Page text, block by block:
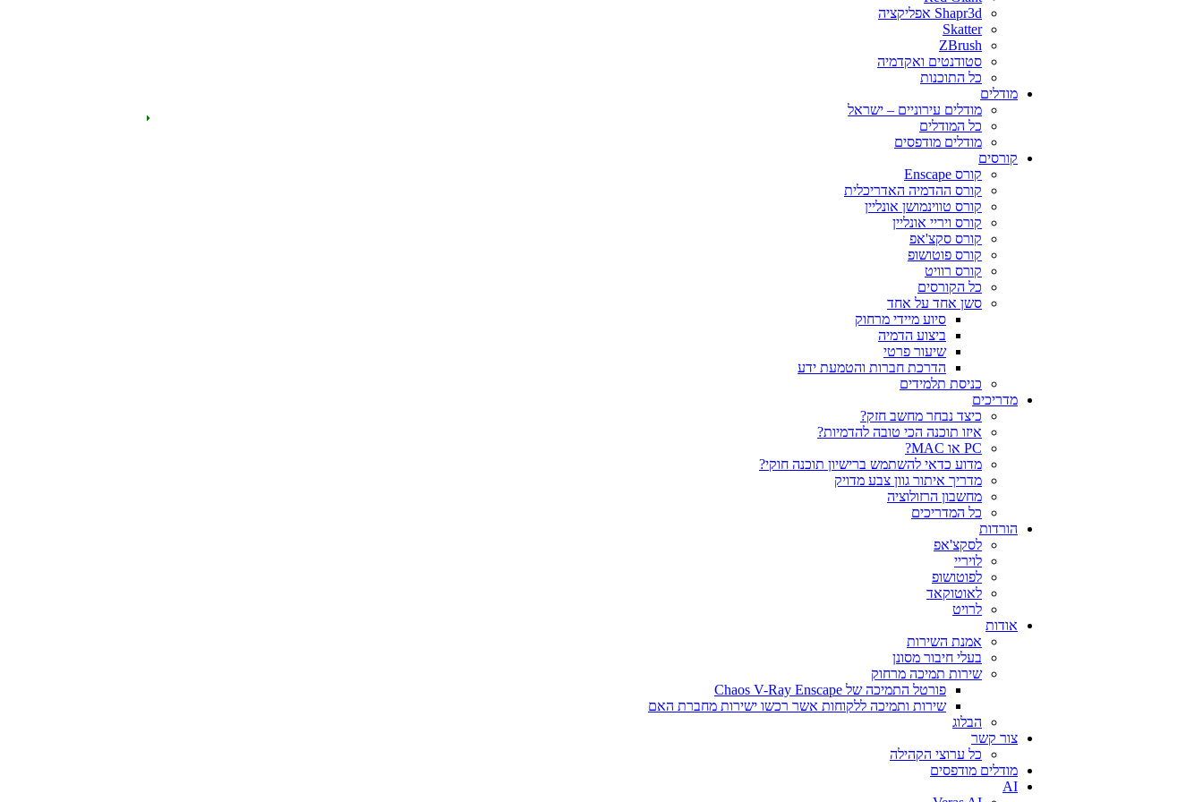
Shapr3d אפליקציה
Skatter
ZBrush
סטודנטים ואקדמיה
כל התוכנות
מודלים
מודלים עירוניים – ישראל
כל המודלים
מודלים מודפסים
קורסים
קורס Enscape
קורס ההדמיה האדריכלית
קורס טווינמושן אונליין
קורס ויריי אונליין
קורס סקצ'אפ
קורס פוטושופ
קורס רוויט
כל הקורסים
סשן אחד על אחד
סיוע מיידי מרחוק
ביצוע הדמיה
שיעור פרטי
הדרכת חברות והטמעת ידע
כניסת תלמידים
מדריכים
כיצד נבחר מחשב חזק?
איזו תוכנה הכי טובה להדמיות?‎‎
PC או MAC?
מדוע כדאי להשתמש ברישיון תוכנה חוקי?
מדריך איתור גוון צבע מדויק
מחשבון הרזולוציה
כל המדריכים
הורדות
לסקצ'אפ
לויריי
לפוטושופ
לאוטוקאד
לרויט
אודות
אמנת השירות
בעלי חיבור מסונן
שירות תמיכה מרחוק
פורטל התמיכה של Chaos V-Ray Enscape
שירות ותמיכה ללקוחות אשר רכשו ישירות מחברת האם
הבלוג
צור קשר
כל ערוצי הקהילה
מודלים מודפסים
AI